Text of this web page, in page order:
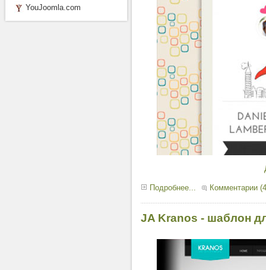
Подробнее... Комментарии
JA Kranos - шаблон
YouJoomla.com